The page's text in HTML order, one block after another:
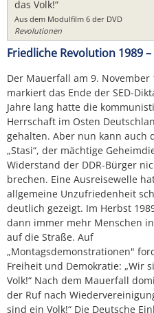
das Volk!“
Aus dem Modulfilm 6 der DVD
Revolutionen
Friedliche Revolution 1989
Der Mauerfall am 9. November
markiert das Ende der SED-
Jahre lang hatte die
Herrschaft im Osten
gehalten. Aber nun kann auch
„Stasi“, der mächtige
Widerstand der DDR-Bürger
brechen. Eine Ausreisewelle
allgemeine Unzufriedenheit
deutlich gezeigt. Im Herbst
dann immer mehr Menschen
auf die Straße. Auf
„Montagsdemonstrationen"
Freiheit und Demokratie: „Wir
Volk!“ Nach dem Mauerfall
der Ruf nach
sind ein Volk!“ Die Deutsche